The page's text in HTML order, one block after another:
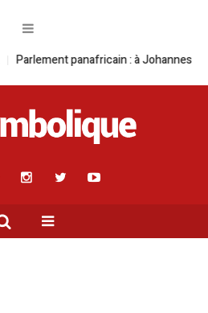
: à Johannesburg, Aimé Boji